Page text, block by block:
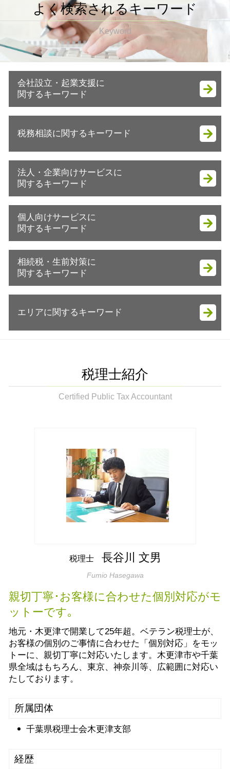
よく検索されるキーワード
Keyword
会社設立・起業支援に
関するキーワード
事業計画書 作成
会社設立後 手続き 代行
会社設立 節税
日本政策金融公庫 金利
会社設立 調査報告書
会社設立後 税務署
会社設立 相談
会社設立 必要書類
会社設立 自分で
会社設立 資本金
会社設立 住民税
起業支援 助成金
会社設立 個人事業主
税務相談に関するキーワード
確定申告
税務相談 税理士
法人税 交際費
節税対策 ideco
税務顧問 個人
確定申告 青色申告
確定申告 あとから
税務顧問 法人 料金
税理士 記帳代行サービス
税務顧問 費用
賃上げ促進税制 中小企業
節税対策 保険
銀行 税務相談 税理士法
税務顧問 法人
法人・企業向けサービスに
関するキーワード
税務調査 確率
税務調査立会 相続税
税務調査立会 税理士
税務調査 何年分
税務調査 時期 法人
税務調査 いつ
法人税 中間納付
コスト削減 メリット
税務署 調査
節税対策 法人 経費
法人 節税対策 不動産
個人向けサービスに
関するキーワード
譲渡所得 税率
節税方法 会社員
国税庁 贈与申告
税務署 贈与申告
贈与税 夫婦間
申告が必要 所得
節税方法 個人
節税方法 不動産
相続税 贈与申告
節税方法 おすすめ
譲渡所得税 相続
節税方法 個人事業主
譲渡所得 分離課税
相続税・生前対策に
関するキーワード
相続税 2割加算
相続時精算課税制度 暦年贈与 併用
相続税基礎控除 配偶者
生前贈与とは 土地
相続税 基礎控除
生前贈与とは 現金
生前贈与 不動産 親子
生前対策 認知症
相続税対策 生前贈与
相続税 地方税
エリアに関するキーワード
起業支援 市原市
生前対策 袖ケ浦市
起業支援 袖ケ浦市
相続税申告書 作成 袖ケ浦市
起業支援 木更津市
相続税申告書 作成 木更津市
個人事業主 節税対策 袖ケ浦市
生前贈与 木更津市
会社設立 袖ケ浦市
贈与申告 袖ケ浦市
税務相談 袖ケ浦市
法人 コスト削減 市原市
法人 節税対策 木更津市
相続税 木更津市
税理士紹介
Certified Public Tax Accountant
税理士 長谷川 文男
Fumio Hasegawa
親切丁寧･お客様に合わせた個別対応がモ
ットーです｡
地元・木更津で開業して25年超。ベテラン税理士が、
お客様の個別のご事情に合わせた「個別対応」をモッ
トーに、親切丁寧に対応いたします。木更津市や千葉
県全域はもちろん、東京、神奈川等、広範囲に対応い
たしております。
所属団体
千葉県税理士会木更津支部
経歴